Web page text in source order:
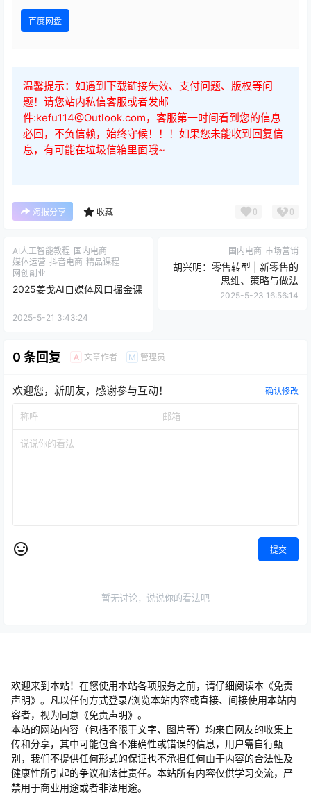
百度网盘
温馨提示：如遇到下载链接失效、支付问题、版权等问
题！请您站内私信客服或者发邮
件:kefu114@Outlook.com，客服第一时间看到您的信息
必回，不负信赖，始终守候！！！如果您未能收到回复信
息，有可能在垃圾信箱里面哦~
海报分享 收藏 0 0
AI人工智能教程 国内电商
媒体运营 抖音电商 精品课程
网创副业
2025姜戈AI自媒体风口掘金课
2025-5-21 3:43:24
国内电商 市场营销
胡兴明：零售转型 | 新零售的
思维、策略与做法
2025-5-23 16:56:14
0 条回复 A 文章作者 M 管理员
欢迎您，新朋友，感谢参与互动！ 确认修改
提交
暂无讨论，说说你的看法吧
欢迎来到本站！在您使用本站各项服务之前，请仔细阅读本《免责
声明》。凡以任何方式登录/浏览本站内容或直接、间接使用本站内
容者，视为同意《免责声明》。
本站的网站内容（包括不限于文字、图片等）均来自网友的收集上
传和分享，其中可能包含不准确性或错误的信息，用户需自行甄
别，我们不提供任何形式的保证也不承担任何由于内容的合法性及
健康性所引起的争议和法律责任。本站所有内容仅供学习交流，严
禁用于商业用途或者非法用途。